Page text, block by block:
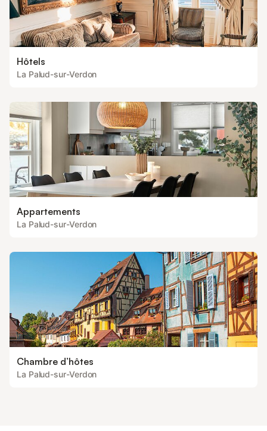
Hôtels
La Palud-sur-Verdon
Appartements
La Palud-sur-Verdon
Chambre d’hôtes
La Palud-sur-Verdon